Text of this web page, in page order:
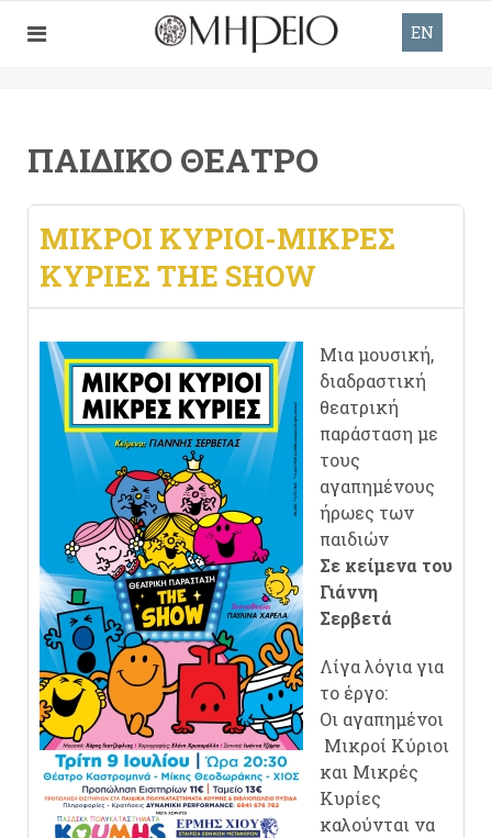
EN
ΠΑΙΔΙΚΌ ΘΈΑΤΡΟ
ΜΙΚΡΟΙ ΚΥΡΙΟΙ-ΜΙΚΡΕΣ
ΚΥΡΙΕΣ THE SHOW
Μια μουσική,
διαδραστική
θεατρική
παράσταση με
τους
αγαπημένους
ήρωες των
παιδιών
Σε κείμενα του
Γιάννη
Σερβετά
Λίγα λόγια για
το έργο:
Οι αγαπημένοι
Μικροί Κύριοι
και Μικρές
Κυρίες
καλούνται να